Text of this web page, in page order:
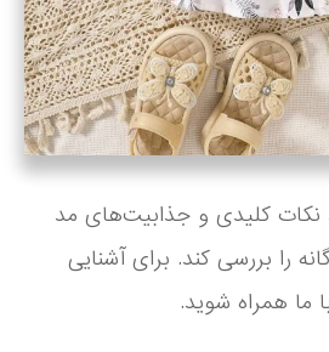
نکات کلیدی و جذابیت‌های مد
را بررسی کند. برای آشنایی
ما همراه شوید.